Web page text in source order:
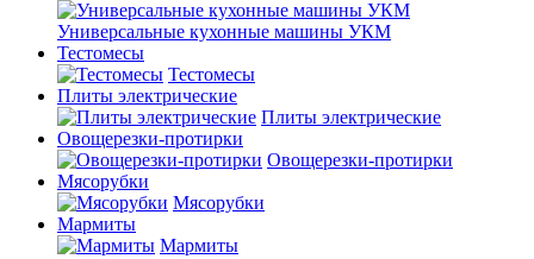
Универсальные кухонные машины УКМ
Тестомесы
Тестомесы
Плиты электрические
Плиты электрические
Овощерезки-протирки
Овощерезки-протирки
Мясорубки
Мясорубки
Мармиты
Мармиты